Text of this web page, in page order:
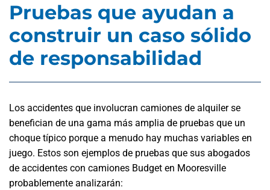
Pruebas que ayudan a
construir un caso sólido
de responsabilidad
Los accidentes que involucran camiones de alquiler se
benefician de una gama más amplia de pruebas que un
choque típico porque a menudo hay muchas variables en
juego. Estos son ejemplos de pruebas que sus abogados
de accidentes con camiones Budget en Mooresville
probablemente analizarán: